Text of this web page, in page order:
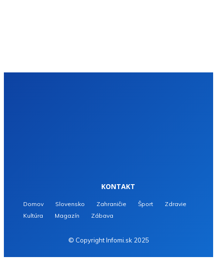
KONTAKT
Domov Slovensko Zahraničie Šport
Zdravie
Kultúra
Magazín Zábava
© Copyright Infomi.sk 2025